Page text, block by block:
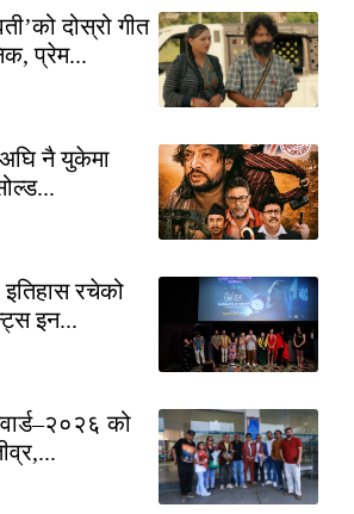
दोस्रो गीत
प्रेम...
नै युकेमा
इतिहास रचेको
इन...
को